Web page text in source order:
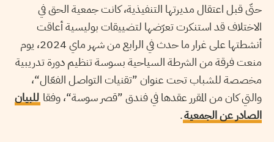
حتّى قبل اعتقال مديرتها التنفيذية، كانت جمعية الحق في
الاختلاف قد استنكرت تعرّضها لتضييقات بوليسية أعاقت
أنشطتها على غرار ما حدث في الرابع من شهر ماي 2024، يوم
منعت فرقة من الشرطة السياحية بسوسة تنظيم دورة تدريبية
مخصصة للشباب تحت عنوان ”تقنيات التواصل الفعّال“،
والتي كان من المقرر عقدها في فندق ”قصر سوسة“، وفقا للبيان
الصادر عن الجمعية.